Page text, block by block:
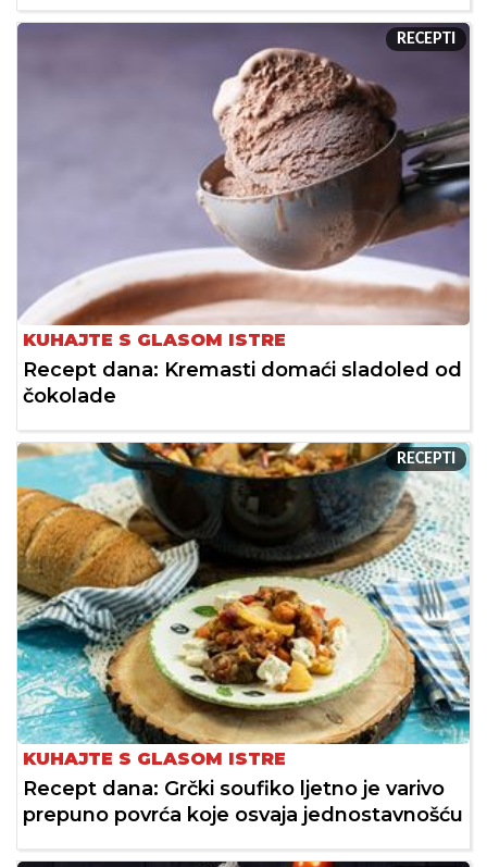
RECEPTI
KUHAJTE S GLASOM ISTRE
Recept dana: Kremasti domaći sladoled od
čokolade
RECEPTI
KUHAJTE S GLASOM ISTRE
Recept dana: Grčki soufiko ljetno je varivo
prepuno povrća koje osvaja jednostavnošću